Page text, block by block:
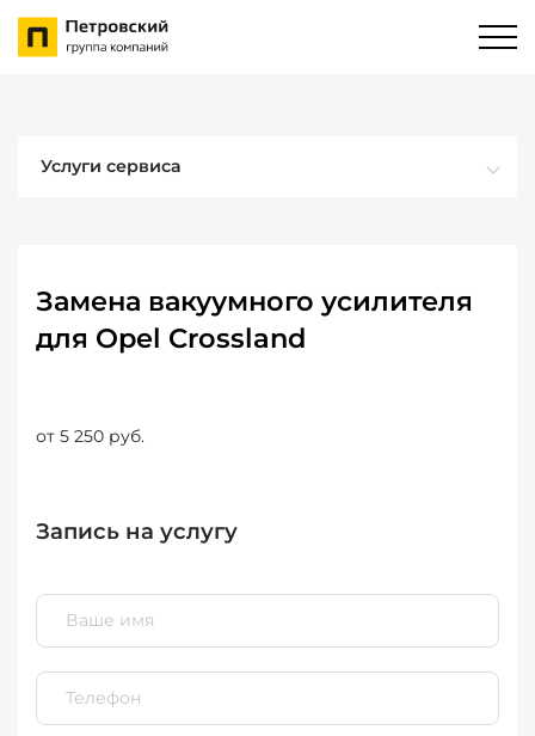
Услуги сервиса
Замена вакуумного усилителя
для Opel Crossland
от 5 250 руб.
Запись на услугу